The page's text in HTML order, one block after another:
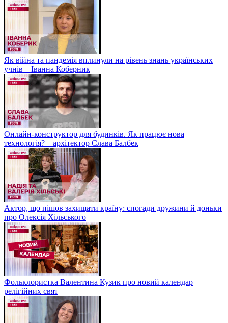
Як війна та пандемія вплинули на рівень знань українських
учнів – Іванна Коберник
Онлайн-конструктор для будинків. Як працює нова
технологія? – архітектор Слава Балбек
Актор, що пішов захищати країну: спогади дружини й доньки
про Олексія Хільського
Фольклористка Валентина Кузик про новий календар
релігійних свят